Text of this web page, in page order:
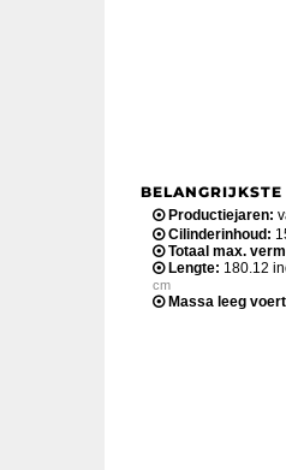
Productiejaren:
Cilinderinhoud:
Totaal max.
Lengte: 180.12
cm
Massa leeg